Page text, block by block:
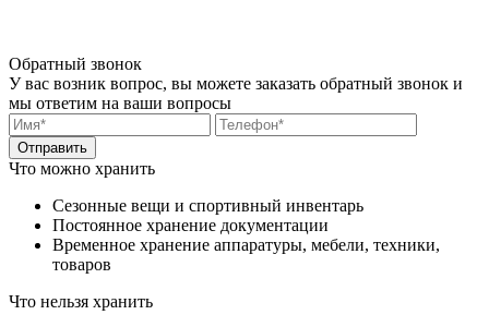
Обратный звонок
У вас возник вопрос, вы можете заказать обратный звонок и
мы ответим на ваши вопросы
Что можно хранить
Сезонные вещи и спортивный инвентарь
Постоянное хранение документации
Временное хранение аппаратуры, мебели, техники,
товаров
Что нельзя хранить